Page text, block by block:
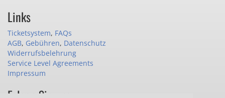
Links
Ticketsystem, FAQs
AGB, Gebühren, Datenschutz
Widerrufsbelehrung
Service Level Agreements
Impressum